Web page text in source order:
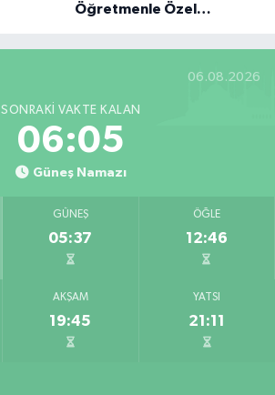
Öğretmenle Özel
06.08.2026
SONRAKI VAKTE KALAN
06:03
Güneş Namazı
GÜNEŞ
05:37
ÖĞLE
12:46
AKŞAM
19:45
YATSI
21:11